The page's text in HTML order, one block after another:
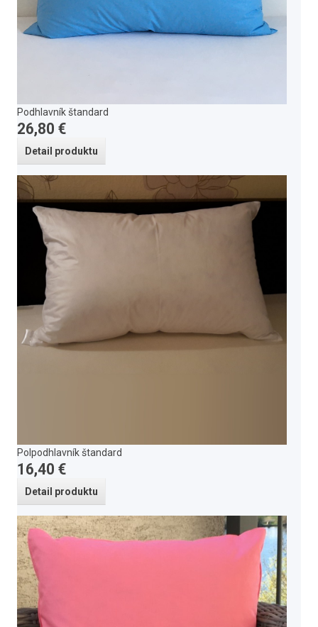
Podhlavník štandard
26,80 €
Detail produktu
Polpodhlavník štandard
16,40 €
Detail produktu